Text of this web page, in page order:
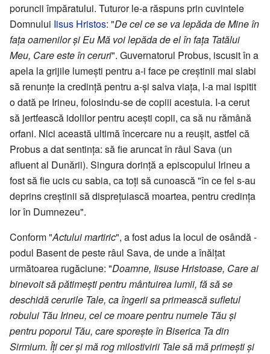
poruncii împăratului. Tuturor le-a răspuns prin cuvintele
Domnului Iisus Hristos: "De cel ce se va lepăda de Mine în
fața oamenilor și Eu Mă voi lepăda de el în fața Tatălui
Meu, Care este în ceruri". Guvernatorul Probus, iscusit în a
apela la grijile lumești pentru a-i face pe creștinii mai slabi
să renunțe la credință pentru a-și salva viața, l-a mai ispitit
o dată pe Irineu, folosindu-se de copiii acestuia. I-a cerut
să jertfească idolilor pentru acești copii, ca să nu rămână
orfani. Nici această ultimă încercare nu a reușit, astfel că
Probus a dat sentința: să fie aruncat în râul Sava (un
afluent al Dunării). Singura dorință a episcopului Irineu a
fost să fie ucis cu sabia, ca toți să cunoască "în ce fel s-au
deprins creștinii să disprețuiască moartea, pentru credința
lor în Dumnezeu".
Conform "Actului martiric", a fost adus la locul de osândă -
podul Basent de peste râul Sava, de unde a înălțat
următoarea rugăciune: "Doamne, Iisuse Hristoase, Care ai
binevoit să pătimești pentru mântuirea lumii, fă să se
deschidă cerurile Tale, ca îngerii sa primească sufletul
robului Tău Irineu, cel ce moare pentru numele Tău și
pentru poporul Tău, care sporește în Biserica Ta din
Sirmium. Îți cer și mă rog milostivirii Tale să mă primești și